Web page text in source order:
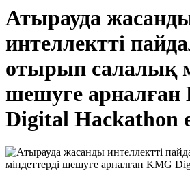
Атырауда
интеллектті
отырып салалық
шешуге арналған
Digital Hackathon